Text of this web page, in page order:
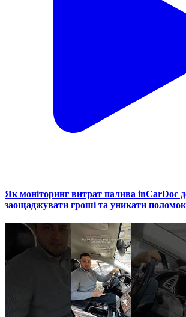
Як моніторинг витрат палива inCarDoc
заощаджувати гроші та уникати поломок